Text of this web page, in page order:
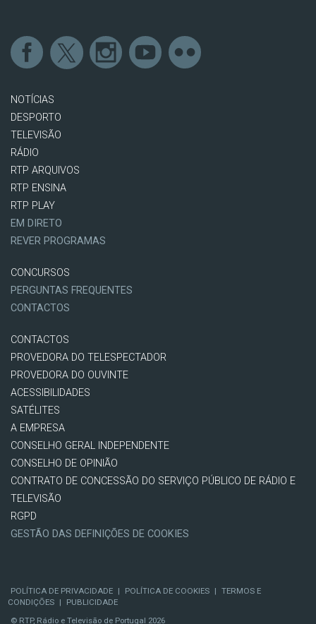
NOTÍCIAS
DESPORTO
TELEVISÃO
RÁDIO
RTP ARQUIVOS
RTP ENSINA
RTP PLAY
EM DIRETO
REVER PROGRAMAS
CONCURSOS
PERGUNTAS FREQUENTES
CONTACTOS
CONTACTOS
PROVEDORA DO TELESPECTADOR
PROVEDORA DO OUVINTE
ACESSIBILIDADES
SATÉLITES
A EMPRESA
CONSELHO GERAL INDEPENDENTE
CONSELHO DE OPINIÃO
CONTRATO DE CONCESSÃO DO SERVIÇO PÚBLICO DE RÁDIO E
TELEVISÃO
RGPD
GESTÃO DAS DEFINIÇÕES DE COOKIES
POLÍTICA DE PRIVACIDADE | POLÍTICA DE COOKIES | TERMOS E
CONDIÇÕES |
PUBLICIDADE
© RTP, Rádio e Televisão de Portugal 2026